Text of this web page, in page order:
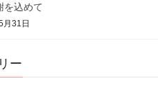
を込めて
月31日
ー